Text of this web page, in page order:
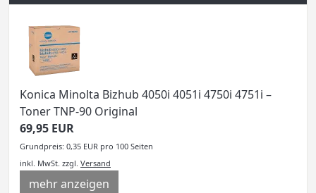
Konica Minolta Bizhub 4050i 4051i 4750i 4751i –
Toner TNP-90 Original
69,95 EUR
Grundpreis: 0,35 EUR pro 100 Seiten
inkl. MwSt. zzgl. Versand
mehr anzeigen